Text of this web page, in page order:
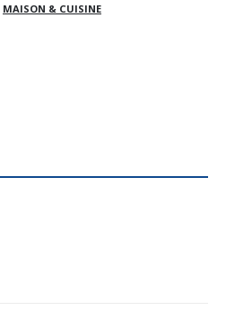
MAISON & CUISINE